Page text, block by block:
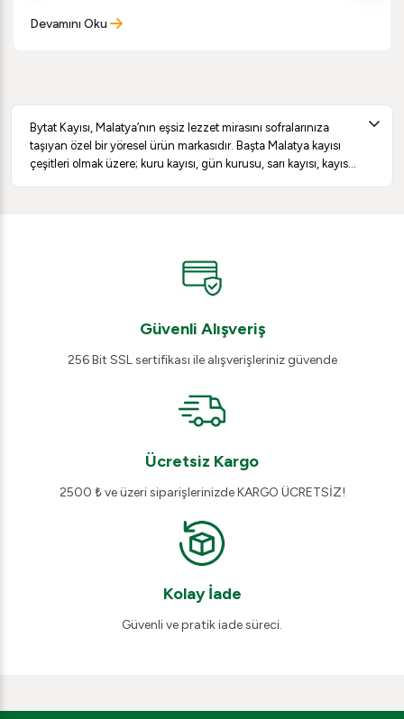
bir seçimdir. Bu yazımızda gün kurusu kayısının özelliklerini,
faydalarını, tüketim önerilerini ve seçim yaparken dikkat
Devamını Oku
Bytat Kayısı, Malatya’nın eşsiz lezzet mirasını sofralarınıza
taşıyan özel bir yöresel ürün markasıdır. Başta Malatya kayısı
çeşitleri olmak üzere; kuru kayısı, gün kurusu, sarı kayısı, kayısı
ürün markasıdır. Başta Malatya kayısı çeşitleri olmak
üzere; kuru kayısı, gün kurusu, sarı kayısı, kayısı
çekirdeği, hediyelik kayısı paketleri, kuruyemiş, kuru
seçenekleriyle geniş bir lezzet dünyası sunar.
Güvenli Alışveriş
256 Bit SSL sertifikası ile alışverişleriniz güvende
Ücretsiz Kargo
2500 ₺ ve üzeri siparişlerinizde KARGO ÜCRETSİZ!
Kolay İade
Güvenli ve pratik iade süreci.